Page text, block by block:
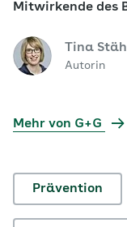
Mitwirkende des
Tina
Autorin
Mehr von G+G
Prävention